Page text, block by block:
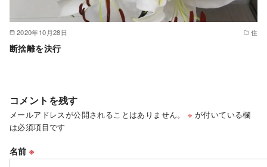
2020年10月28日 住
断捨離を決行
コメントを残す
メールアドレスが公開されることはありません。 ※ が付いている欄
は必須項目です
名前※